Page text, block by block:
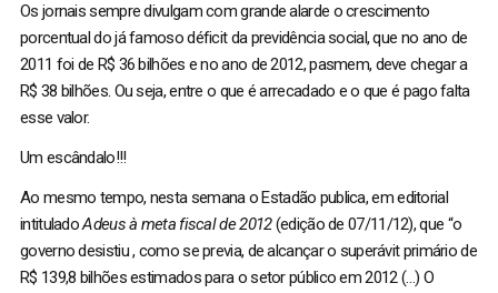
Os jornais sempre divulgam com grande alarde o crescimento
porcentual do já famoso déficit da previdência social, que no ano de
2011 foi de R$ 36 bilhões e no ano de 2012, pasmem, deve chegar a
R$ 38 bilhões. Ou seja, entre o que é arrecadado e o que é pago falta
esse valor.
Um escândalo!!!
Ao mesmo tempo, nesta semana o Estadão publica, em editorial
intituladoAdeus à meta fiscal de 2012(edição de 07/11/12), que “o
governo desistiu , como se previa, de alcançar o superávit primário de
R$ 139,8 bilhões estimados para o setor público em 2012 (…) O